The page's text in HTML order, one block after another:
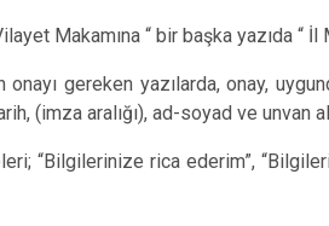
Makamına “ bir başka yazıda “
onayı gereken yazılarda, onay,
(imza aralığı), ad-soyad ve unvan
“Bilgilerinize rica ederim”,